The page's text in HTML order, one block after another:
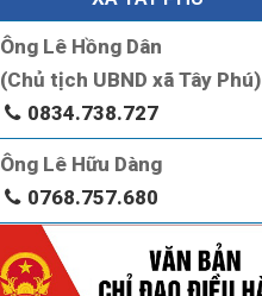
Ông Lê Hồng Dân
(Chủ tịch UBND xã Tây Phú)
0834.738.727
Ông Lê Hữu Dàng
0768.757.680